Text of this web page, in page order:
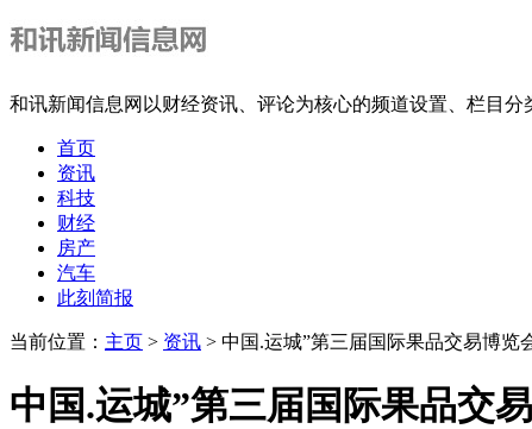
和讯新闻信息网以财经资讯、评论为核心的频道设置、栏目
首页
资讯
科技
财经
房产
汽车
此刻简报
当前位置： 主页 > 资讯 > 中国.运城”第三届国际果品交易博览
中国.运城”第三届国际果品交